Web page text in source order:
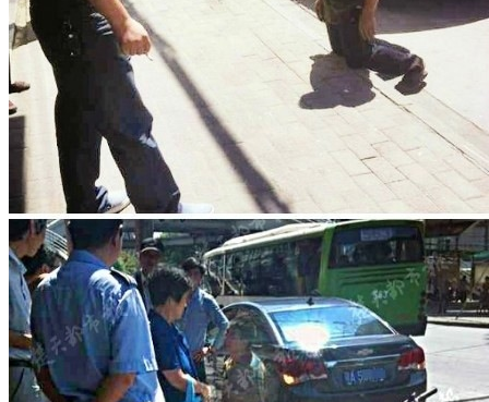
在此浏览器中保存我的昵称、邮箱地址。
文章聚合